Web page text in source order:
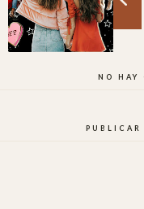
NO HAY
PUBLICAR